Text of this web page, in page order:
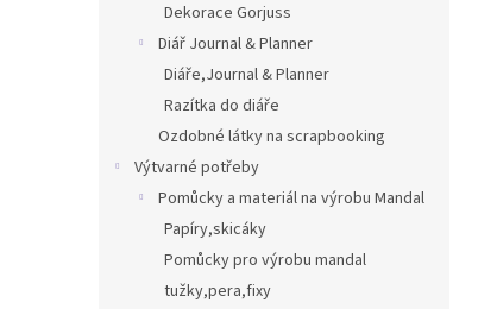
Dekorace Gorjuss
Diář Journal & Planner
Diáře,Journal & Planner
Razítka do diáře
Ozdobné látky na scrapbooking
Výtvarné potřeby
Pomůcky a materiál na výrobu Mandal
Papíry,skicáky
Pomůcky pro výrobu mandal
tužky,pera,fixy